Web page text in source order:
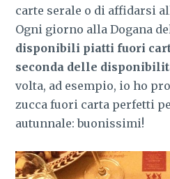
carte serale o di affidarsi
Ogni giorno alla Dogana
disponibili piatti fuori
seconda delle
volta, ad esempio, io ho
zucca fuori carta perfetti
autunnale: buonissimi!